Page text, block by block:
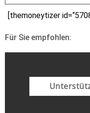
[themoneytizer
Für Sie empfohlen: